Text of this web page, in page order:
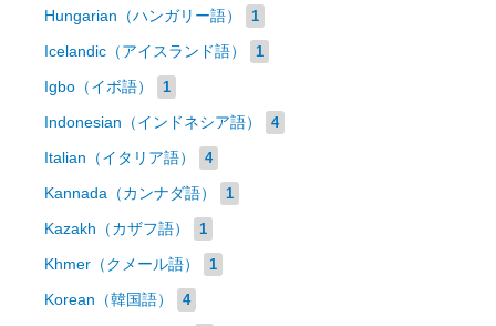
Hungarian（ハンガリー語） 1
Icelandic（アイスランド語） 1
Igbo（イボ語） 1
Indonesian（インドネシア語） 4
Italian（イタリア語） 4
Kannada（カンナダ語） 1
Kazakh（カザフ語） 1
Khmer（クメール語） 1
Korean（韓国語） 4